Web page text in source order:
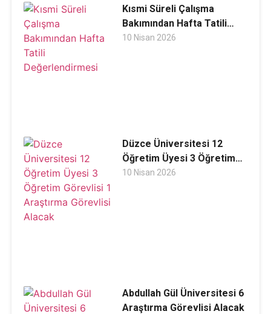
Kısmi Süreli Çalışma
Bakımından Hafta Tatili
Değerlendirmesi
10 Nisan 2026
Düzce Üniversitesi 12
Öğretim Üyesi 3 Öğretim
Görevlisi 1 Araştırma
10 Nisan 2026
Abdullah Gül Üniversitesi 6
Araştırma Görevlisi Alacak